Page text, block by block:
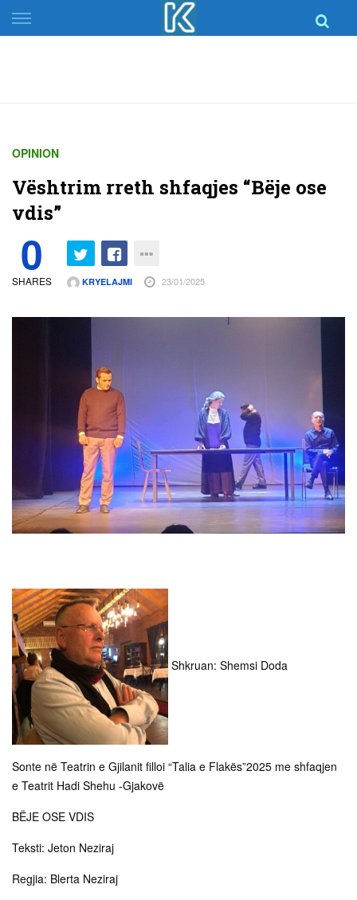
Skip
to
OPINION
Vështrim rreth shfaqjes “Bëje ose
vdis”
0
SHARES KRYELAJMI 23/01/2025
Shkruan: Shemsi Doda
Sonte në Teatrin e Gjilanit filloi “Talia e Flakës”2025 me shfaqjen
e Teatrit Hadi Shehu -Gjakovë
BËJE OSE VDIS
Teksti: Jeton Neziraj
Regjia: Blerta Neziraj